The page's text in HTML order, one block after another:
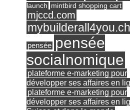
launch mintbird shopping cart
mjccd.com
mybuilderall4you.ch
pensée pensée
socialnomique
plateforme e-marketing pour
développer ses affaires en
plateforme e-marketing pour
développer ses affaires en